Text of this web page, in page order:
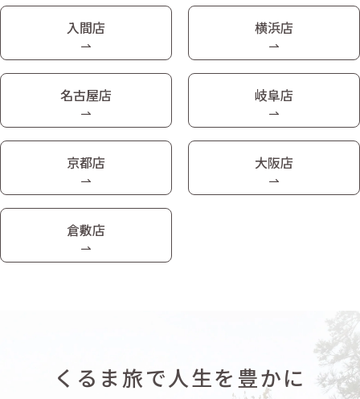
入間店 横浜店
名古屋店 岐阜店
京都店 大阪店
倉敷店
くるま旅で人生を豊かに